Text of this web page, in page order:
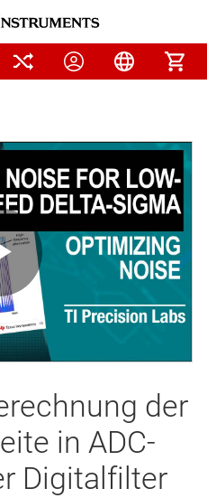
Video
der
in ADC-
Digitalfilter